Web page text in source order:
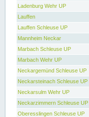
Ladenburg Wehr UP
Lauffen
Lauffen Schleuse UP
Mannheim Neckar
Marbach Schleuse UP
Marbach Wehr UP
Neckargemünd Schleuse UP
Neckarsteinach Schleuse UP
Neckarsulm Wehr UP
Neckarzimmern Schleuse UP
Oberesslingen Schleuse UP